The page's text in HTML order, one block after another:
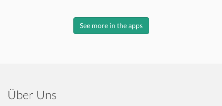
See more in the apps
Über Uns